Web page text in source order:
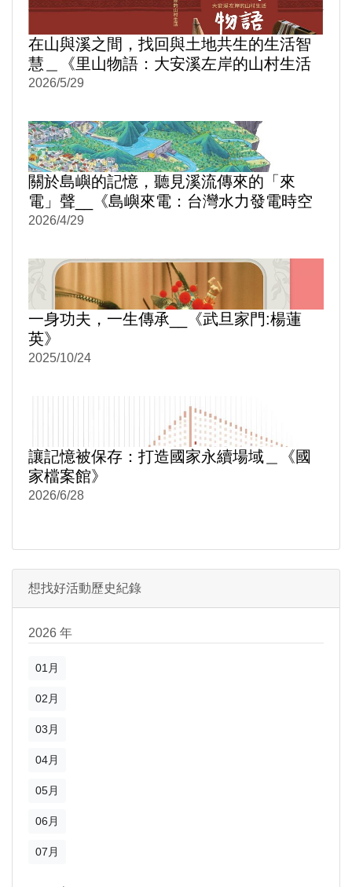
在山與溪之間，找回與土地共生的生活智
慧＿《里山物語：大安溪左岸的山村生活
(精裝)》
2026/5/29
關於島嶼的記憶，聽見溪流傳來的「來
電」聲__《島嶼來電：台灣水力發電時空
旅讀》
2026/4/29
一身功夫，一生傳承__《武旦家門:楊蓮
英》
2025/10/24
讓記憶被保存：打造國家永續場域＿《國
家檔案館》
2026/6/28
想找好活動歷史紀錄
2026 年
01月
02月
03月
04月
05月
06月
07月